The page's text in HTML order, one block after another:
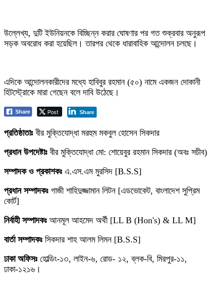
উল্লেখ্য, দুটি ইউনিয়নকে বিচ্ছিন্ন করার ঘোষণার পর গত শুক্রবার অনুরূপ
সড়ক অবরোধ করা হয়েছিল। তারপর থেকে ধারাবাহিক আন্দোলন চলছে।
এদিকে আন্দোলনকারীদের মধ্যে হাবিবুর রহমান (৫০) নামে একজন দোকানী
হিটস্ট্রোকে মারা গেছেন বলে দাবি উঠেছে।
Share Post Share
প্রতিষ্ঠাতাঃ বীর মুক্তিযোদ্ধা মরহুম মকবুল হোসেন সিকদার
প্রধান উপদেষ্টাঃ বীর মুক্তিযোদ্ধা মো: শোয়েবুর রহমান সিকদার (অবঃ সচীব)
সম্পাদক ও প্রকাশকঃ এ.এস.এম মুরসিদ [B.S.S]
প্রধান সম্পাদকঃ গাজী শাহিদুজ্জামান লিটন [এডভোকেট, বাংলাদেশ সুপ্রিম
কোর্ট]
নির্বাহী সম্পাদকঃ আনমূল আহমেদ অর্থী [LL B (Hon's) & LL M]
বার্তা সম্পাদকঃ সিকদার শাহ আলম লিমন [B.S.S]
ঢাকা অফিসঃ হোল্ডিং-১৩, লাইন-৬, রোড- ১২, ব্লক-বি, মিরপুর-১১,
ঢাকা-১২১৬।